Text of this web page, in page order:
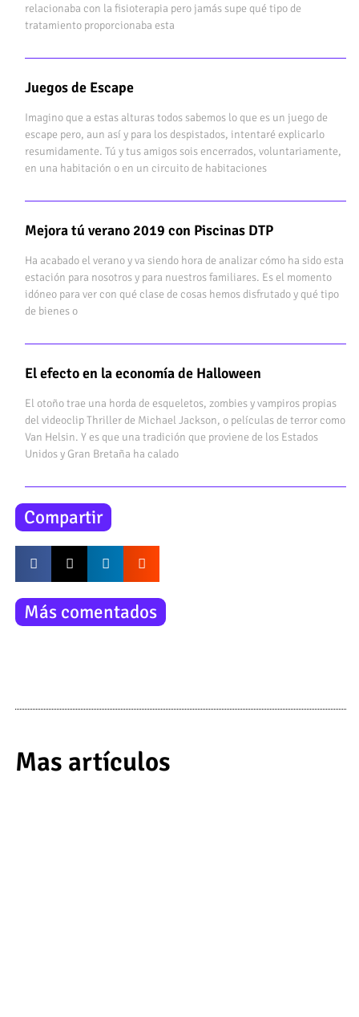
relacionaba con la fisioterapia pero jamás supe qué tipo de
tratamiento proporcionaba esta
Juegos de Escape
Imagino que a estas alturas todos sabemos lo que es un juego de
escape pero, aun así y para los despistados, intentaré explicarlo
resumidamente. Tú y tus amigos sois encerrados, voluntariamente,
en una habitación o en un circuito de habitaciones
Mejora tú verano 2019 con Piscinas DTP
Ha acabado el verano y va siendo hora de analizar cómo ha sido esta
estación para nosotros y para nuestros familiares. Es el momento
idóneo para ver con qué clase de cosas hemos disfrutado y qué tipo
de bienes o
El efecto en la economía de Halloween
El otoño trae una horda de esqueletos, zombies y vampiros propias
del videoclip Thriller de Michael Jackson, o películas de terror como
Van Helsin. Y es que una tradición que proviene de los Estados
Unidos y Gran Bretaña ha calado
Compartir
Más comentados
Mas artículos